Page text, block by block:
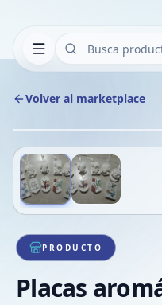
Volver al marketplace
1/2
PRODUCTO
Placas